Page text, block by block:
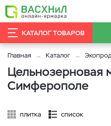
КАТАЛОГ ТОВАРОВ
Главная Каталог
Цельнозерновая
Симферополе
плитка список